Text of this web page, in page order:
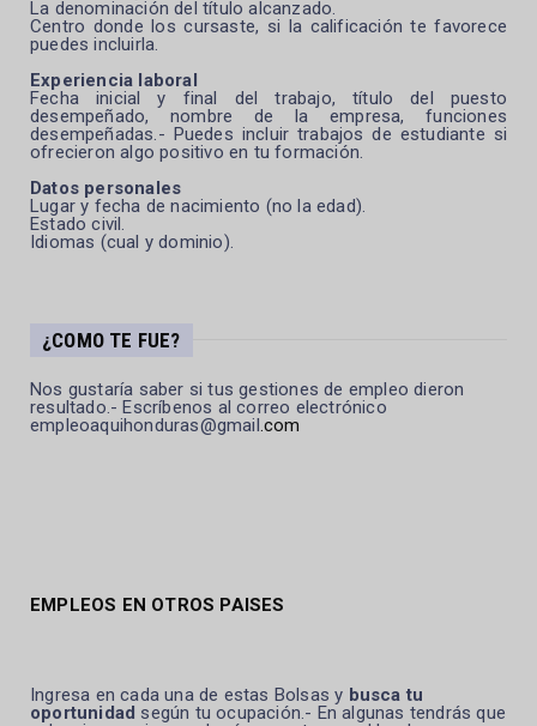
La denominación del título alcanzado.
Centro donde los cursaste, si la calificación te favorece
puedes incluirla.
Experiencia laboral
Fecha inicial y final del trabajo, título del puesto
desempeñado, nombre de la empresa, funciones
desempeñadas.- Puedes incluir trabajos de estudiante si
ofrecieron algo positivo en tu formación.
Datos personales
Lugar y fecha de nacimiento (no la edad).
Estado civil.
Idiomas (cual y dominio).
¿COMO TE FUE?
Nos gustaría saber si tus gestiones de empleo dieron
resultado.- Escríbenos al correo electrónico
empleoaquihonduras@gmail.com
EMPLEOS EN OTROS PAISES
Ingresa en cada una de estas Bolsas y busca tu
oportunidad según tu ocupación.- En algunas tendrás que